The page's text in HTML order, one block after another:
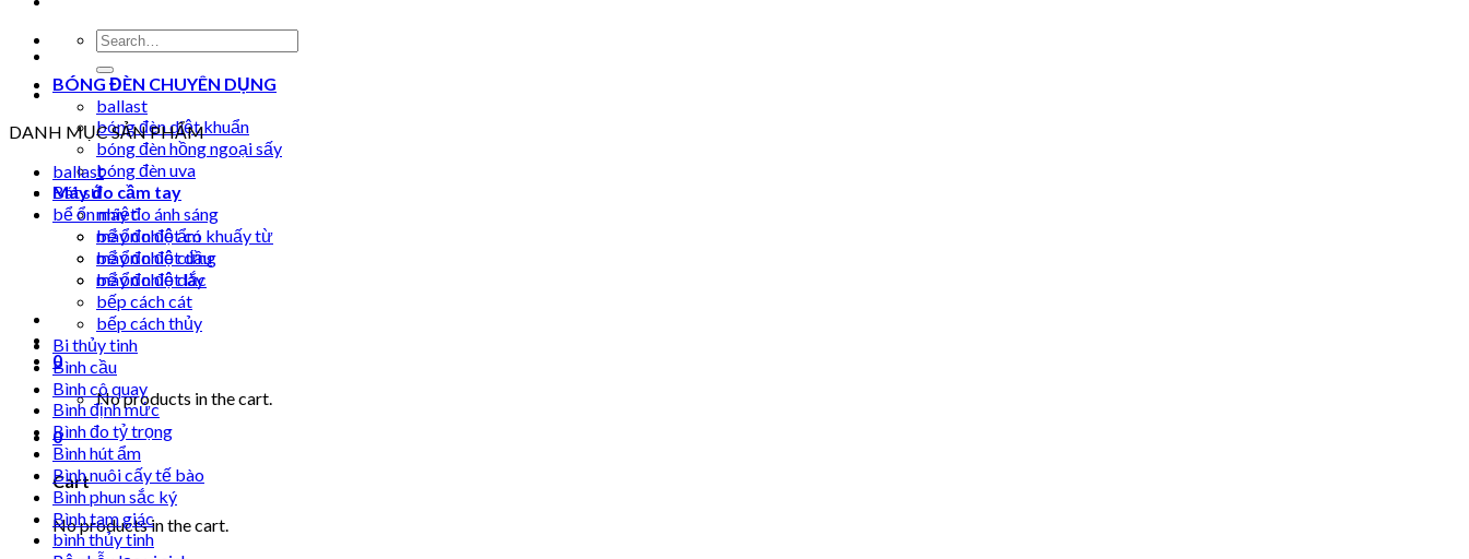
Search
for:
BÓNG ĐÈN CHUYÊN DỤNG
ballast
bóng đèn diệt khuẩn
bóng đèn hồng ngoại sấy
bóng đèn uva
Máy đo cầm tay
máy đo ánh sáng
máy đo độ ẩm
máy đo độ cứng
máy đo độ dày
0
No products in the cart.
0
Cart
No products in the cart.
DANH MỤC SẢN PHẨM
ballast
Bát sứ
bể ổn nhiệt
bể ổn nhiệt có khuấy từ
bể ổn nhiệt dầu
bể ổn nhiệt lắc
bếp cách cát
bếp cách thủy
Bi thủy tinh
Bình cầu
Bình cô quay
Bình định mức
Bình đo tỷ trọng
Bình hút ẩm
Bình nuôi cấy tế bào
Bình phun sắc ký
Bình tam giác
bình thủy tinh